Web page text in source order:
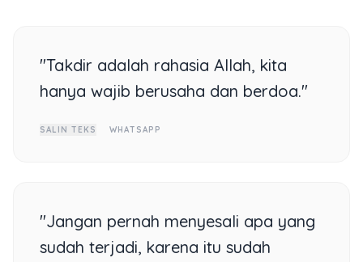
"Takdir adalah rahasia Allah, kita
hanya wajib berusaha dan berdoa."
SALIN TEKS WHATSAPP
"Jangan pernah menyesali apa yang
sudah terjadi, karena itu sudah